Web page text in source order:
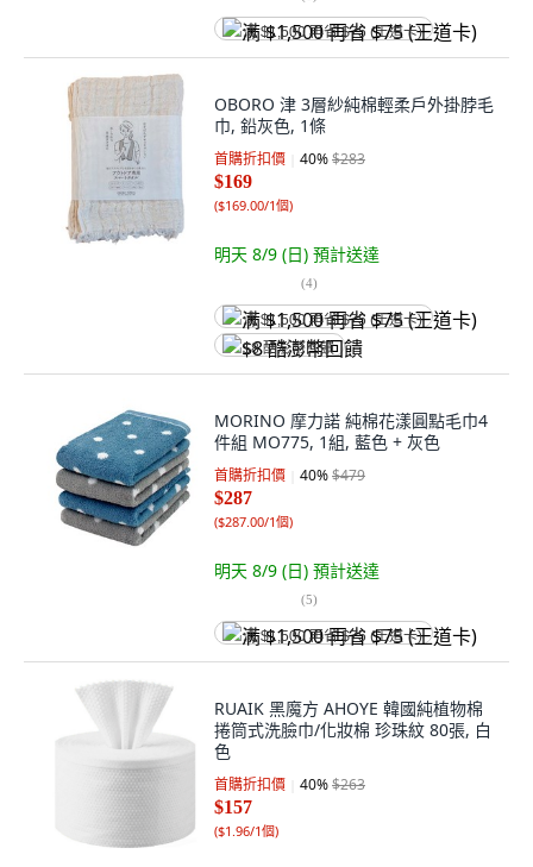
满 $1,500 再省 $75 (王道卡)
OBORO 津 3層紗純棉輕柔戶外掛脖毛
巾, 鉛灰色, 1條
首購折扣價 40%$283
$169
($169.00/1個)
明天 8/9 (日) 預計送達
(4)
满 $1,500 再省 $75 (王道卡)
$8 酷澎幣回饋
MORINO 摩力諾 純棉花漾圓點毛巾4
件組 MO775, 1組, 藍色 + 灰色
首購折扣價 40%$479
$287
($287.00/1個)
明天 8/9 (日) 預計送達
(5)
满 $1,500 再省 $75 (王道卡)
RUAIK 黑魔方 AHOYE 韓國純植物棉
捲筒式洗臉巾/化妝棉 珍珠紋 80張, 白
色
首購折扣價 40%$263
$157
($1.96/1個)